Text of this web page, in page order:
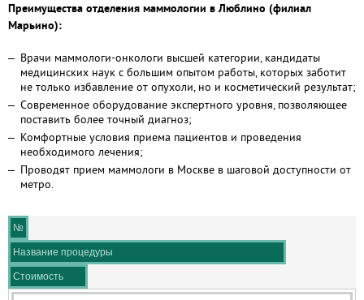
Преимущества отделения маммологии в Люблино (филиал
Марьино):
Врачи маммологи-онкологи высшей категории, кандидаты
медицинских наук с большим опытом работы, которых заботит
не только избавление от опухоли, но и косметический результат;
Современное оборудование экспертного уровня, позволяющее
поставить более точный диагноз;
Комфортные условия приема пациентов и проведения
необходимого лечения;
Проводят прием маммологи в Москве в шаговой доступности от
метро.
№
Название процедуры
Стоимость